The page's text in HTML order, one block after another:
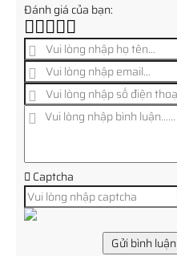
Đánh giá của bạn:
Captcha
Gửi bình luận